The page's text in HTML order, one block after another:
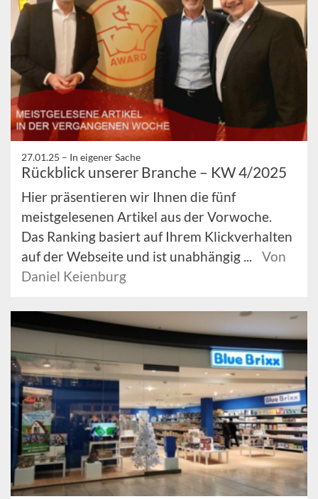
27.01.25 – In eigener Sache
Rückblick unserer Branche – KW 4/2025
Hier präsentieren wir Ihnen die fünf
meistgelesenen Artikel aus der Vorwoche.
Das Ranking basiert auf Ihrem Klickverhalten
auf der Webseite und ist unabhängig ...
Von
Daniel Keienburg